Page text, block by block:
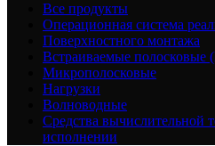
Все продукты
Операционная система
Поверхностного монтажа
Встраиваемые полосковые
Микрополосковые
Нагрузки
Волноводные
Средства вычислительной
исполнении